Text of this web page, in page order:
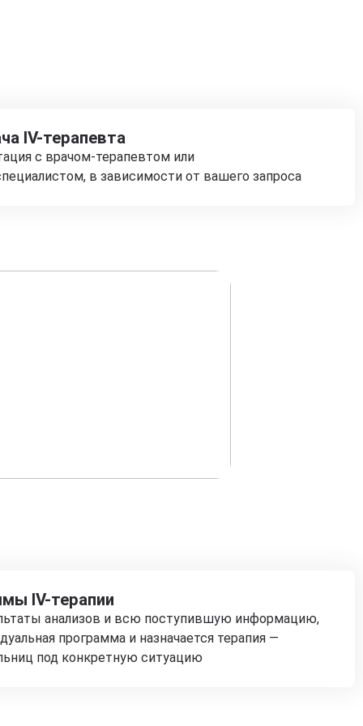
IV-терапевта
с врачом-терапевтом или
в зависимости от вашего запроса
IV-терапии
анализов и всю поступившую информацию,
программа и назначается терапия —
под конкретную ситуацию